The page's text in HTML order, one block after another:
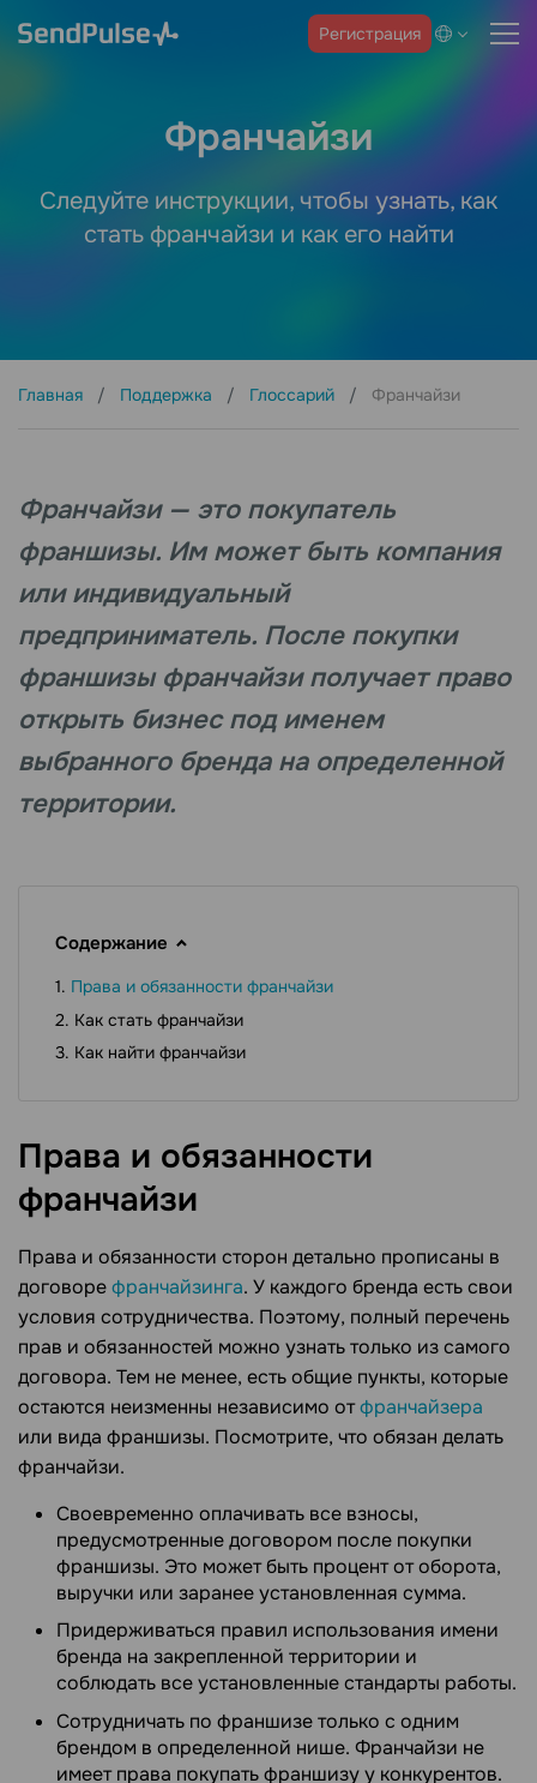
Регистрация
Франчайзи
Следуйте инструкции, чтобы узнать, как
стать франчайзи и как его найти
Главная Поддержка Глоссарий Франчайзи
Франчайзи — это покупатель
франшизы. Им может быть компания
или индивидуальный
предприниматель. После покупки
франшизы франчайзи получает право
открыть бизнес под именем
выбранного бренда на определенной
территории.
Содержание
Права и обязанности франчайзи
Как стать франчайзи
Как найти франчайзи
Права и обязанности
франчайзи
Права и обязанности сторон детально прописаны в
договорефранчайзинга. У каждого бренда есть свои
условия сотрудничества. Поэтому, полный перечень
прав и обязанностей можно узнать только из самого
договора. Тем не менее, есть общие пункты, которые
остаются неизменны независимо отфранчайзера
или вида франшизы. Посмотрите, что обязан делать
франчайзи.
Своевременно оплачивать все взносы,
предусмотренные договором после покупки
франшизы. Это может быть процент от оборота,
выручки или заранее установленная сумма.
Придерживаться правил использования имени
бренда на закрепленной территории и
соблюдать все установленные стандарты работы.
Сотрудничать по франшизе только с одним
брендом в определенной нише. Франчайзи не
имеет права покупать франшизу у конкурентов.